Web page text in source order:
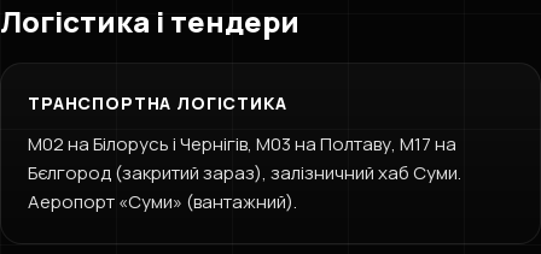
Логістика і тендери
ТРАНСПОРТНА ЛОГІСТИКА
М02 на Білорусь і Чернігів, М03 на Полтаву, М17 на
Бєлгород (закритий зараз), залізничний хаб Суми.
Аеропорт «Суми» (вантажний).